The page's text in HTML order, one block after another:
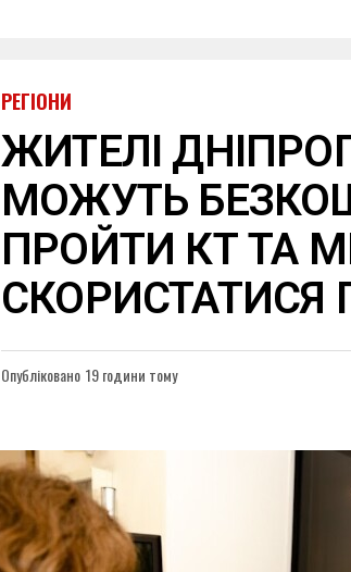
РЕГІОНИ
ЖИТЕЛІ
МОЖУТЬ
ПРОЙТИ КТ ТА
СКОРИСТАТИСЯ
Опубліковано 19 години тому